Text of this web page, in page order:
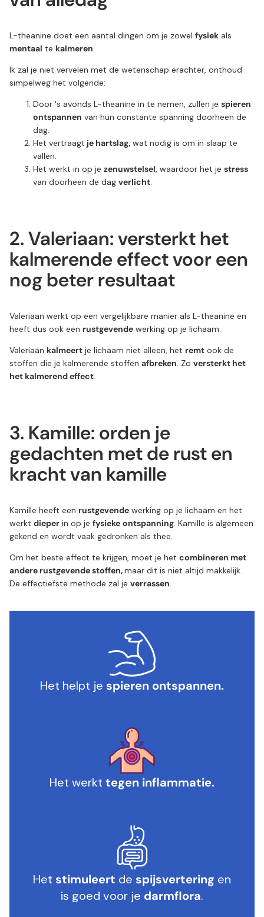
L-theanine doet een aantal dingen om je zowel fysiek als
mentaal te kalmeren.
Ik zal je niet vervelen met de wetenschap erachter, onthoud
simpelweg het volgende:
Door 's avonds L-theanine in te nemen, zullen je spieren
ontspannen van hun constante spanning doorheen de
dag.
Het vertraagt je hartslag, wat nodig is om in slaap te
vallen.
Het werkt in op je zenuwstelsel, waardoor het je stress
van doorheen de dag verlicht.
2. Valeriaan: versterkt het
kalmerende effect voor een
nog beter resultaat
Valeriaan werkt op een vergelijkbare manier als L-theanine en
heeft dus ook een rustgevende werking op je lichaam.
Valeriaan kalmeert je lichaam niet alleen, het remt ook de
stoffen die je kalmerende stoffen afbreken. Zo versterkt het
het kalmerend effect.
3. Kamille: orden je
gedachten met de rust en
kracht van kamille
Kamille heeft een rustgevende werking op je lichaam en het
werkt dieper in op je fysieke ontspanning. Kamille is algemeen
gekend en wordt vaak gedronken als thee.
Om het beste effect te krijgen, moet je het combineren met
andere rustgevende stoffen,maar dit is niet altijd makkelijk.
De effectiefste methode zal je verrassen.
Het helpt je spieren ontspannen.
Het werkt tegen inflammatie.
Het stimuleert de spijsvertering en
is goed voor je darmflora.